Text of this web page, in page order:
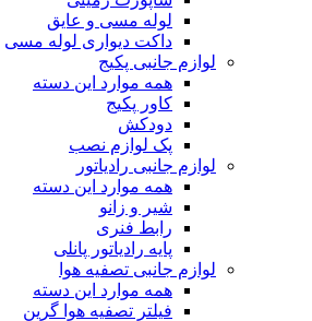
لوله مسی و عایق
داکت دیواری لوله مسی
لوازم جانبی پکیج
همه موارد این دسته
کاور پکیج
دودکش
پک لوازم نصب
لوازم جانبی رادیاتور
همه موارد این دسته
شیر و زانو
رابط فنری
پایه رادیاتور پانلی
لوازم جانبی تصفیه هوا
همه موارد این دسته
فیلتر تصفیه هوا گرین